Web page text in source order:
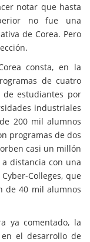
notar que hasta
no fue una
de Corea. Pero
consta, en la
de cuatro
estudiantes por
industriales
200 mil alumnos
programas de dos
casi un millón
distancia con una
Colleges, que
de 40 mil alumnos
ya comentado, la
el desarrollo de